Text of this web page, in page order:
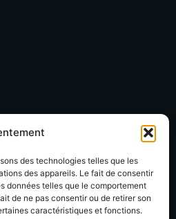
des technologies telles que les
des appareils. Le fait de consentir
données telles que le comportement
de ne pas consentir ou de retirer son
caractéristiques et fonctions.